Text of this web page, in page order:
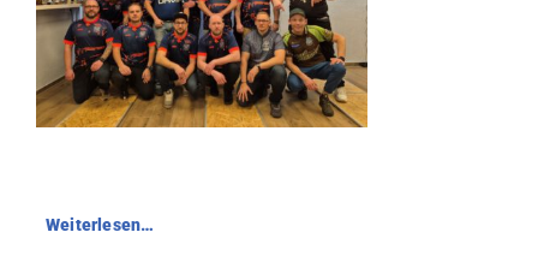
Weiterlesen…